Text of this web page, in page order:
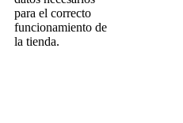
para el correcto
funcionamiento de
la tienda.